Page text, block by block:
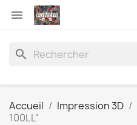

search
Accueil Impression 3D
100LL"